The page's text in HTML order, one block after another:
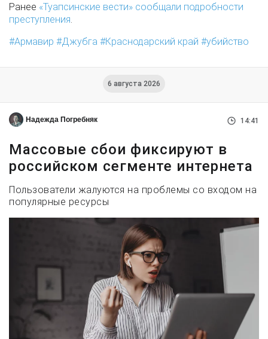
Ранее «Туапсинские вести» сообщали подробности
преступления.
Армавир
Джубга Краснодарский край убийство
6 августа 2026
Надежда Погребняк 14:41
Массовые сбои фиксируют в
российском сегменте интернета
Пользователи жалуются на проблемы со входом на
популярные ресурсы